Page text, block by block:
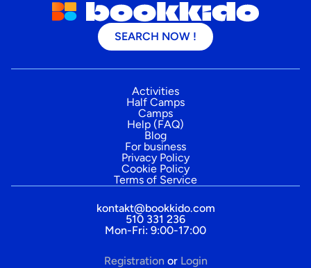
SEARCH NOW !
Activities
Half Camps
Camps
Help (FAQ)
Blog
For business
Privacy Policy
Cookie Policy
Terms of Service
kontakt@bookkido.com
510 331 236
Mon-Fri: 9:00-17:00
Registration or Login